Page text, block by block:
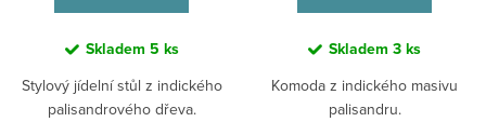
Skladem 5 ks
Stylový jídelní stůl z indického
palisandrového dřeva.
Skladem 3 ks
Komoda z indického masivu
palisandru.